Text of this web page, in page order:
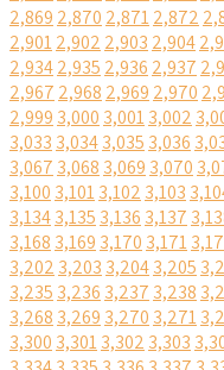
2,869 2,870 2,8712,872
2,9012,902 2,903 2,904
2,9342,935 2,936 2,937
2,967 2,968 2,969 2,970
2,999 3,000 3,0013,002
3,033 3,0343,035 3,036
3,067 3,068 3,069 3,070
3,100 3,1013,102 3,103
3,1343,135 3,136 3,137
3,168 3,169 3,170 3,171
3,202 3,203 3,2043,205
3,235 3,236 3,237 3,238
3,268 3,269 3,270 3,271
3,300 3,3013,302 3,303